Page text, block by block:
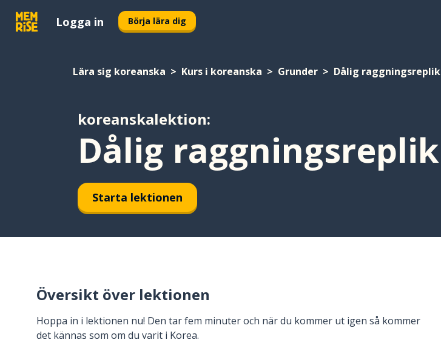
Logga in Börja lära dig
Lära sig koreanska Kurs i koreanska Grunder Dålig raggningsreplik
koreanskalektion:
Dålig raggningsreplik
Starta lektionen
Översikt över lektionen
Hoppa in i lektionen nu! Den tar fem minuter och när du kommer ut igen så kommer
det kännas som om du varit i Korea.